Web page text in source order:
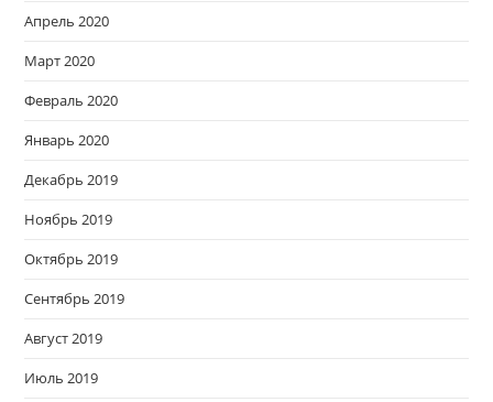
Апрель 2020
Март 2020
Февраль 2020
Январь 2020
Декабрь 2019
Ноябрь 2019
Октябрь 2019
Сентябрь 2019
Август 2019
Июль 2019